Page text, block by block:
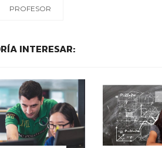
PROFESOR
INTERESAR: